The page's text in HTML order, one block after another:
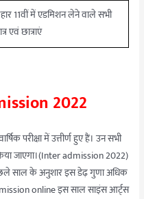
11वीं में एडमिशन लेने वाले सभी
एवं छात्राएं
2022
परीक्षा में उत्तीर्ण हुए हैं। उन सभी
जाएगा।(Inter admission 2022)
पिछले साल के अनुशार इस डेढ़ गुणा अधिक
online इस साल साइंस आर्ट्स